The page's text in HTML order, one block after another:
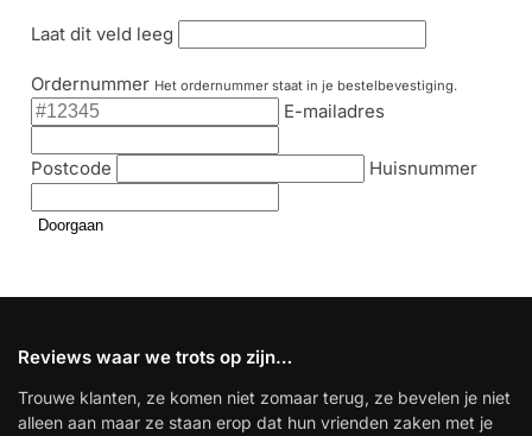
Laat dit veld leeg
Ordernummer Het ordernummer staat in je bestelbevestiging.
E-mailadres
Postcode Huisnummer
Doorgaan
Reviews waar we trots op zijn…
Trouwe klanten, ze komen niet zomaar terug, ze bevelen je niet
alleen aan maar ze staan erop dat hun vrienden zaken met je